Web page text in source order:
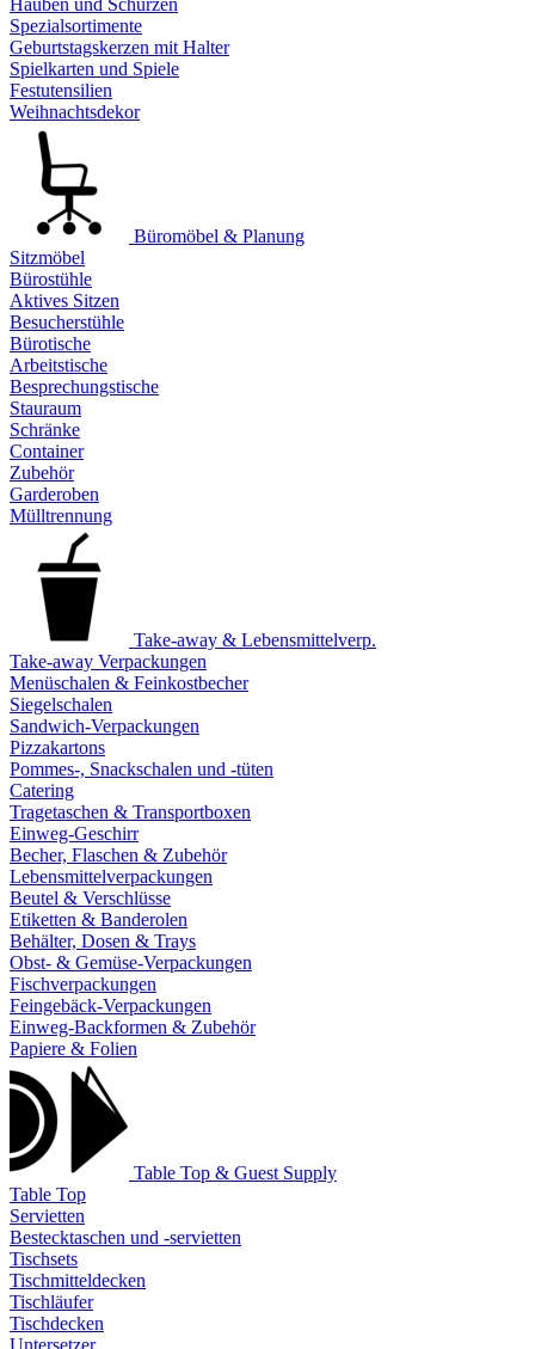
Hauben und Schürzen
Spezialsortimente
Geburtstagskerzen mit Halter
Spielkarten und Spiele
Festutensilien
Weihnachtsdekor
Büromöbel & Planung
Sitzmöbel
Bürostühle
Aktives Sitzen
Besucherstühle
Bürotische
Arbeitstische
Besprechungstische
Stauraum
Schränke
Container
Zubehör
Garderoben
Mülltrennung
Take-away & Lebensmittelverp.
Take-away Verpackungen
Menüschalen & Feinkostbecher
Siegelschalen
Sandwich-Verpackungen
Pizzakartons
Pommes-, Snackschalen und -tüten
Catering
Tragetaschen & Transportboxen
Einweg-Geschirr
Becher, Flaschen & Zubehör
Lebensmittelverpackungen
Beutel & Verschlüsse
Etiketten & Banderolen
Behälter, Dosen & Trays
Obst- & Gemüse-Verpackungen
Fischverpackungen
Feingebäck-Verpackungen
Einweg-Backformen & Zubehör
Papiere & Folien
Table Top & Guest Supply
Table Top
Servietten
Bestecktaschen und -servietten
Tischsets
Tischmitteldecken
Tischläufer
Tischdecken